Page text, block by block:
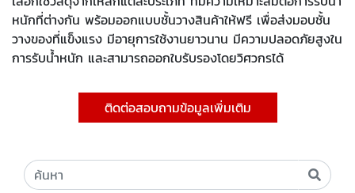
หนักที่ต่างกัน พร้อมออกแบบชั้นวางสินค้าให้ฟรี เพื่อส่งมอบชั้น
วางของที่แข็งแรง มีอายุการใช้งานยาวนาน มีความปลอดภัยสูงใน
การรับน้ำหนัก และสามารถออกใบรับรองโดยวิศวกรได้
ติดต่อสอบถามข้อมูลเพิ่มเติม